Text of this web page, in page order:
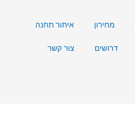
מחירון איתור תחנה
דרושים צור קשר